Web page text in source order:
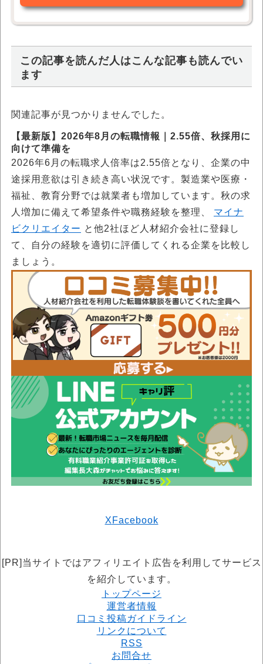
この記事を読んだ人はこんな記事も読んでい
ます
関連記事が見つかりませんでした。
【最新版】2026年8月の転職情報｜2.55倍、秋採用に
向けて準備を
2026年6月の転職求人倍率は2.55倍となり、企業の中
途採用意欲は引き続き高い状況です。製造業や医療・
福祉、教育分野では就業者も増加しています。秋の求
人増加に備えて希望条件や職務経験を整理、 マイナ
ビクリエイター と他2社ほど人材紹介会社に登録し
て、自分の経験を適切に評価してくれる企業を比較し
ましょう。
X Facebook
[PR]当サイトではアフィリエイト広告を利用してサービス
を紹介しています。
トップページ
運営者情報
口コミ投稿ガイドライン
リンクについて
RSS
お問合せ